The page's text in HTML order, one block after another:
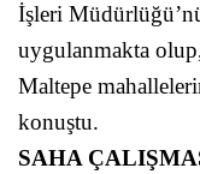
İşleri
uygulanmakta
Maltepe
konuştu.
SAHA